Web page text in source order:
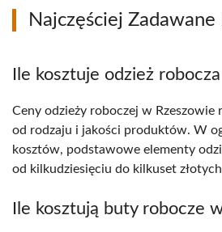
Najczęściej Zadawane
Ile kosztuje odzież
Ceny odzieży roboczej w Rzeszowie
od rodzaju i jakości produktów. W
kosztów, podstawowe elementy
od kilkudziesięciu do kilkuset
Ile kosztują buty robocze